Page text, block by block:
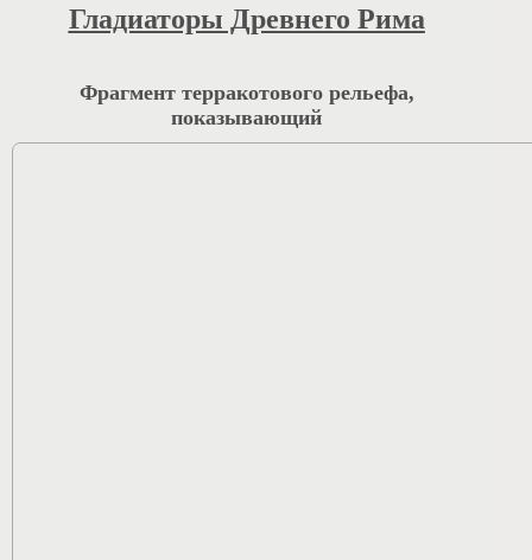
Гладиаторы Древнего Рима
Фрагмент терракотового рельефа,
показывающий